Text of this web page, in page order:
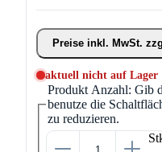
Preise inkl. MwSt.
aktuell nicht auf Lager
Produkt Anzahl: Gib
benutze die
zu reduzieren.